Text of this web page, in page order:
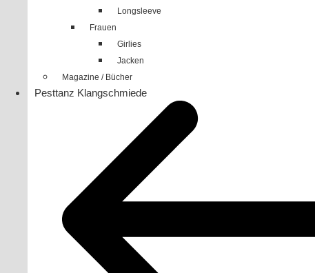
Longsleeve
Frauen
Girlies
Jacken
Magazine / Bücher
Pesttanz Klangschmiede